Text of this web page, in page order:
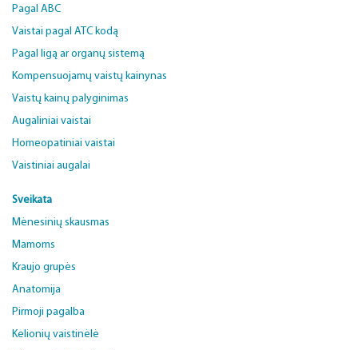
Pagal ABC
Vaistai pagal ATC kodą
Pagal ligą ar organų sistemą
Kompensuojamų vaistų kainynas
Vaistų kainų palyginimas
Augaliniai vaistai
Homeopatiniai vaistai
Vaistiniai augalai
Sveikata
Mėnesinių skausmas
Mamoms
Kraujo grupės
Anatomija
Pirmoji pagalba
Kelionių vaistinėlė